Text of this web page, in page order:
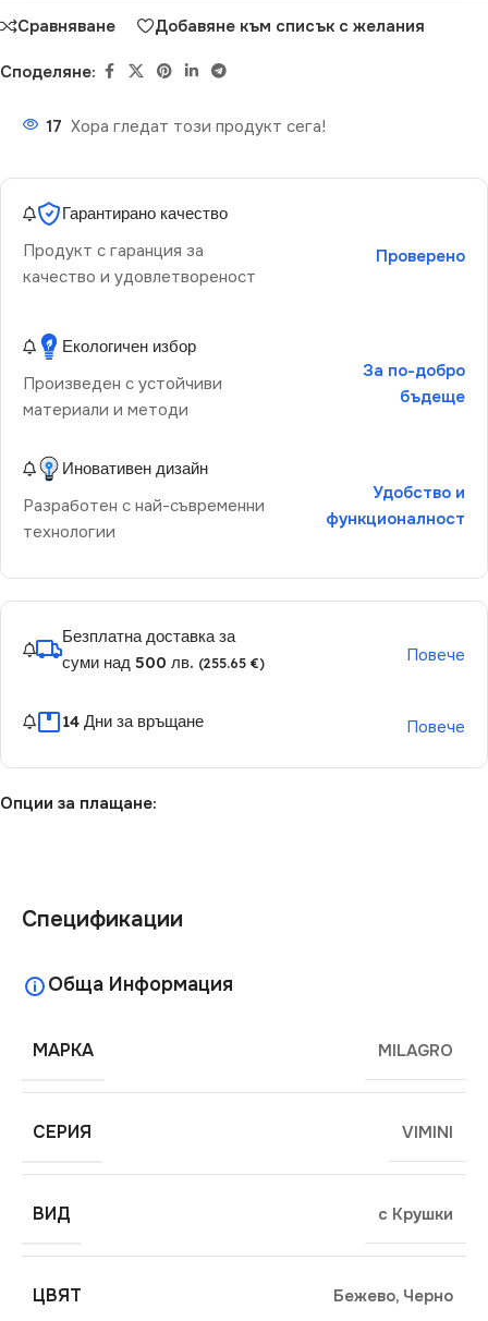
Сравняване Добавяне към списък с желания
Споделяне:
17 Хора гледат този продукт сега!
Гарантирано качество
Продукт с гаранция за
качество и удовлетвореност
Проверено
Екологичен избор
Произведен с устойчиви
материали и методи
За по-добро
бъдеще
Иновативен дизайн
Разработен с най-съвременни
технологии
Удобство и
функционалност
Безплатна доставка за
суми над 500 лв. (255.65 €) Повече
14 Дни за връщане Повече
Опции за плащане:
Спецификации
Обща Информация
МАРКА MILAGRO
СЕРИЯ VIMINI
ВИД с Крушки
ЦВЯТ Бежево, Черно